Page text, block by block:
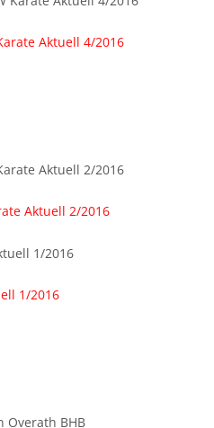
Aktuell 4/2016
Aktuell 2/2016
1/2016